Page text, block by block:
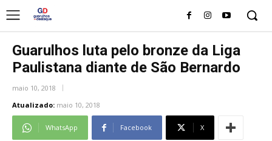
Guarulhos luta pelo bronze da Liga
Paulistana diante de São Bernardo
maio 10, 2018
Atualizado: maio 10, 2018
WhatsApp Facebook X